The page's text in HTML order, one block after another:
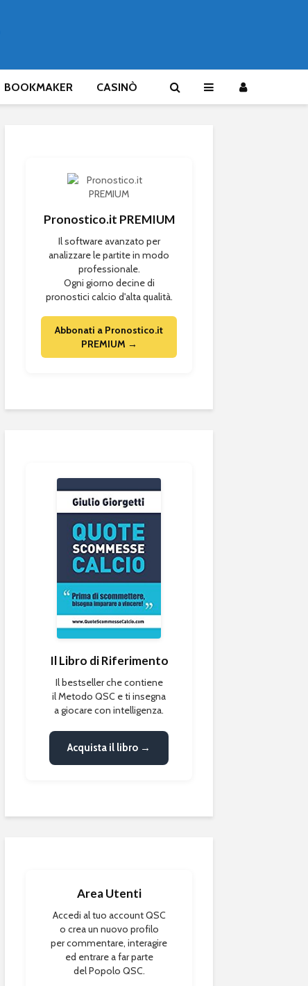
BOOKMAKER CASINÒ
Pronostico.it PREMIUM
Il software avanzato per
analizzare le partite in modo
professionale.
Ogni giorno decine di
pronostici calcio d'alta qualità.
Abbonati a Pronostico.it
PREMIUM →
Il Libro di Riferimento
Il bestseller che contiene
il Metodo QSC e ti insegna
a giocare con intelligenza.
Acquista il libro →
Area Utenti
Accedi al tuo account QSC
o crea un nuovo profilo
per commentare, interagire
ed entrare a far parte
del Popolo QSC.